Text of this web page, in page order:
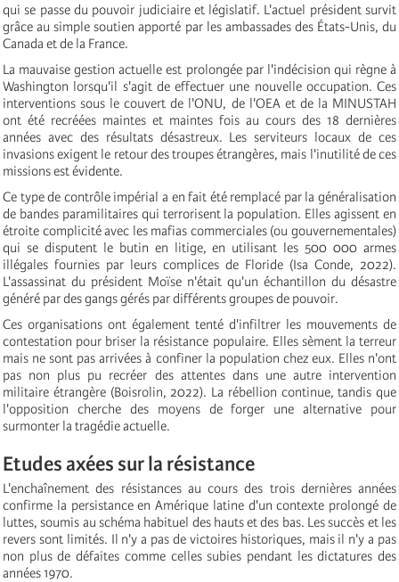
qui se passe du pouvoir judiciaire et législatif. L'actuel président survit
grâce au simple soutien apporté par les ambassades des États-Unis, du
Canada et de la France.
La mauvaise gestion actuelle est prolongée par l'indécision qui règne à
Washington lorsqu'il s'agit de effectuer une nouvelle occupation. Ces
interventions sous le couvert de l'ONU, de l'OEA et de la MINUSTAH
ont été recréées maintes et maintes fois au cours des 18 dernières
années avec des résultats désastreux. Les serviteurs locaux de ces
invasions exigent le retour des troupes étrangères, mais l'inutilité de ces
missions est évidente.
Ce type de contrôle impérial a en fait été remplacé par la généralisation
de bandes paramilitaires qui terrorisent la population. Elles agissent en
étroite complicité avec les mafias commerciales (ou gouvernementales)
qui se disputent le butin en litige, en utilisant les 500 000 armes
illégales fournies par leurs complices de Floride (Isa Conde, 2022).
L'assassinat du président Moïse n'était qu'un échantillon du désastre
généré par des gangs gérés par différents groupes de pouvoir.
Ces organisations ont également tenté d'infiltrer les mouvements de
contestation pour briser la résistance populaire. Elles sèment la terreur
mais ne sont pas arrivées à confiner la population chez eux. Elles n'ont
pas non plus pu recréer des attentes dans une autre intervention
militaire étrangère (Boisrolin, 2022). La rébellion continue, tandis que
l'opposition cherche des moyens de forger une alternative pour
surmonter la tragédie actuelle.
Etudes axées sur la résistance
L'enchaînement des résistances au cours des trois dernières années
confirme la persistance en Amérique latine d'un contexte prolongé de
luttes, soumis au schéma habituel des hauts et des bas. Les succès et les
revers sont limités. Il n'y a pas de victoires historiques, mais il n'y a pas
non plus de défaites comme celles subies pendant les dictatures des
années 1970.